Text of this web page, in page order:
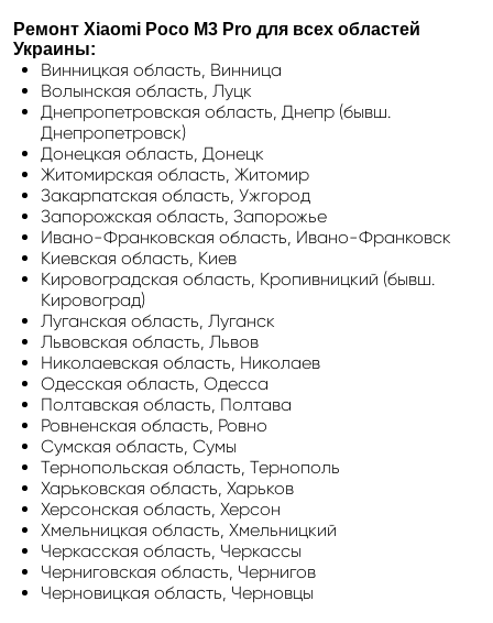
Ремонт Xiaomi Poco M3 Pro для всех областей
Украины:
Винницкая область, Винница
Волынская область, Луцк
Днепропетровская область, Днепр (бывш.
Днепропетровск)
Донецкая область, Донецк
Житомирская область, Житомир
Закарпатская область, Ужгород
Запорожская область, Запорожье
Ивано-Франковская область, Ивано-Франковск
Киевская область, Киев
Кировоградская область, Кропивницкий (бывш.
Кировоград)
Луганская область, Луганск
Львовская область, Львов
Николаевская область, Николаев
Одесская область, Одесса
Полтавская область, Полтава
Ровненская область, Ровно
Сумская область, Сумы
Тернопольская область, Тернополь
Харьковская область, Харьков
Херсонская область, Херсон
Хмельницкая область, Хмельницкий
Черкасская область, Черкассы
Черниговская область, Чернигов
Черновицкая область, Черновцы